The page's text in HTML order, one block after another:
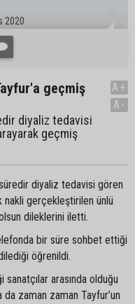
2020
geçmiş
diyaliz tedavisi
geçmiş
A+
A-
diyaliz tedavisi gören
nakli gerçekleştirilen ünlü
dileklerini iletti.
bir süre sohbet ettiği
öğrenildi.
arasında olduğu
da zaman zaman Tayfur’un